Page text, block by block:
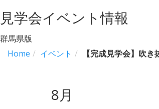
見学会イベント情報
群馬県版
Home
イベント 【完成見学会】吹
8月